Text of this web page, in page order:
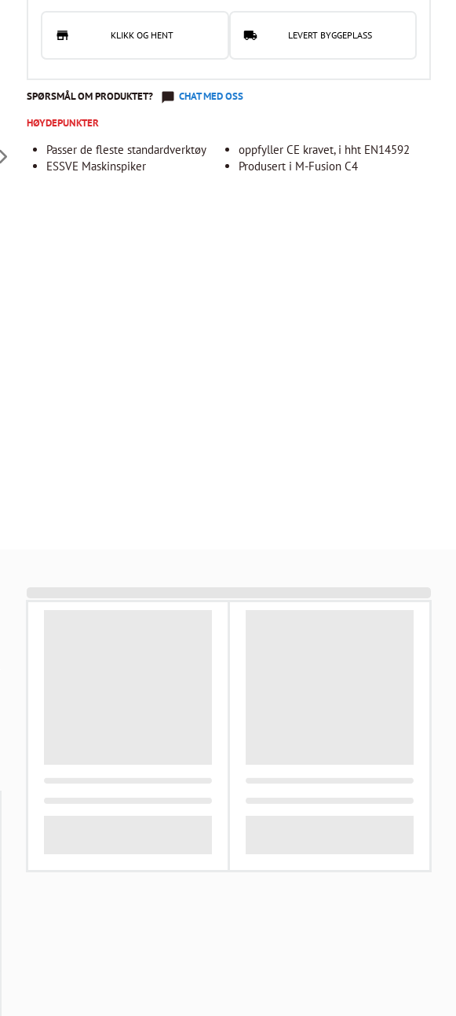
KLIKK OG HENT LEVERT BYGGEPLASS
SPØRSMÅL OM PRODUKTET?
CHAT MED OSS
HØYDEPUNKTER
Passer de fleste standardverktøy
ESSVE Maskinspiker
oppfyller CE kravet, i hht EN14592
Produsert i M-Fusion C4